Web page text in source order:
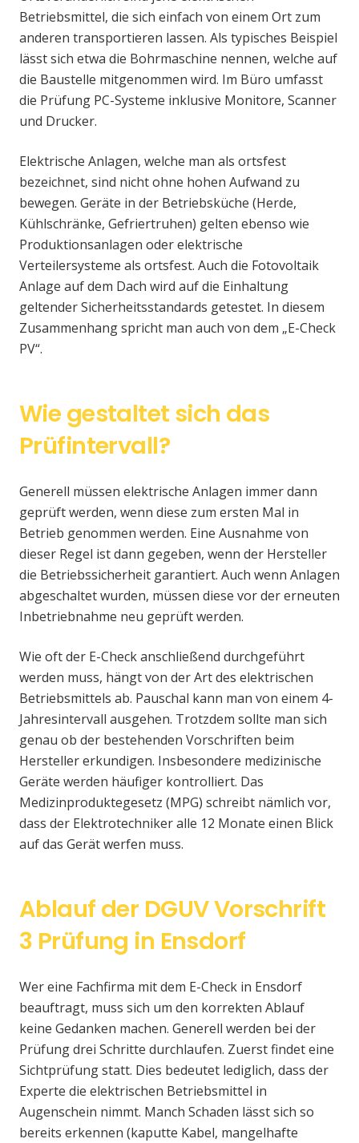
Betriebsmittel, die sich einfach von einem Ort zum
anderen transportieren lassen. Als typisches Beispiel
lässt sich etwa die Bohrmaschine nennen, welche auf
die Baustelle mitgenommen wird. Im Büro umfasst
die Prüfung PC-Systeme inklusive Monitore, Scanner
und Drucker.
Elektrische Anlagen, welche man als ortsfest
bezeichnet, sind nicht ohne hohen Aufwand zu
bewegen. Geräte in der Betriebsküche (Herde,
Kühlschränke, Gefriertruhen) gelten ebenso wie
Produktionsanlagen oder elektrische
Verteilersysteme als ortsfest. Auch die Fotovoltaik
Anlage auf dem Dach wird auf die Einhaltung
geltender Sicherheitsstandards getestet. In diesem
Zusammenhang spricht man auch von dem „E-Check
PV“.
Wie gestaltet sich das
Prüfintervall?
Generell müssen elektrische Anlagen immer dann
geprüft werden, wenn diese zum ersten Mal in
Betrieb genommen werden. Eine Ausnahme von
dieser Regel ist dann gegeben, wenn der Hersteller
die Betriebssicherheit garantiert. Auch wenn Anlagen
abgeschaltet wurden, müssen diese vor der erneuten
Inbetriebnahme neu geprüft werden.
Wie oft der E-Check anschließend durchgeführt
werden muss, hängt von der Art des elektrischen
Betriebsmittels ab. Pauschal kann man von einem 4-
Jahresintervall ausgehen. Trotzdem sollte man sich
genau ob der bestehenden Vorschriften beim
Hersteller erkundigen. Insbesondere medizinische
Geräte werden häufiger kontrolliert. Das
Medizinproduktegesetz (MPG) schreibt nämlich vor,
dass der Elektrotechniker alle 12 Monate einen Blick
auf das Gerät werfen muss.
Ablauf der DGUV Vorschrift
3 Prüfung in Ensdorf
Wer eine Fachfirma mit dem E-Check in Ensdorf
beauftragt, muss sich um den korrekten Ablauf
keine Gedanken machen. Generell werden bei der
Prüfung drei Schritte durchlaufen. Zuerst findet eine
Sichtprüfung statt. Dies bedeutet lediglich, dass der
Experte die elektrischen Betriebsmittel in
Augenschein nimmt. Manch Schaden lässt sich so
bereits erkennen (kaputte Kabel, mangelhafte